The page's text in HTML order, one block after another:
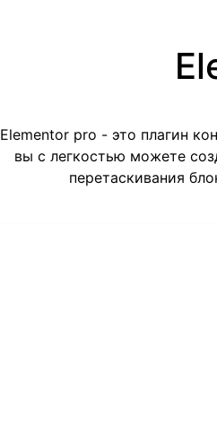
Elementor pro - это плагин
вы с легкостью можете
перетаскивания